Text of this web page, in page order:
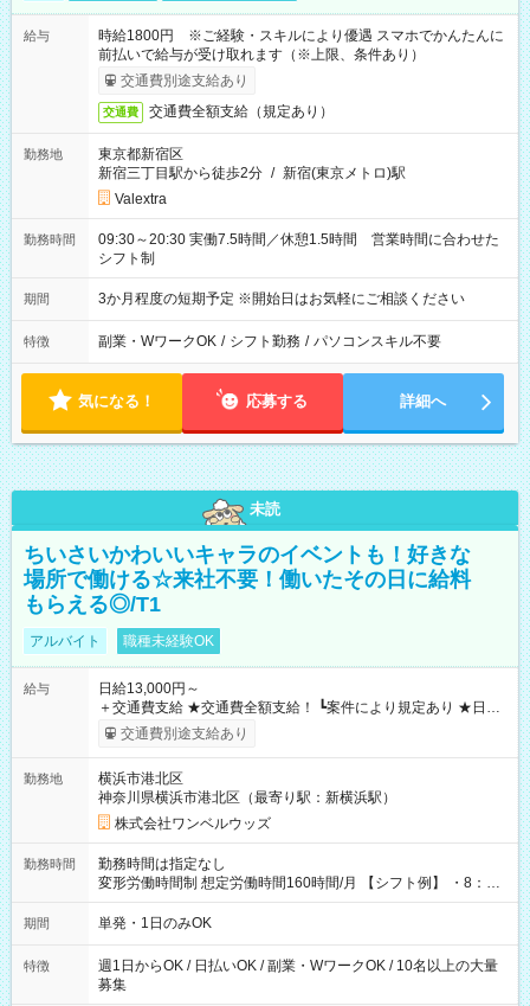
給与
時給1800円 ※ご経験・スキルにより優遇 スマホでかんたんに
前払いで給与が受け取れます（※上限、条件あり）
交通費別途支給あり
交通費 交通費全額支給（規定あり）
勤務地
東京都新宿区
新宿三丁目駅から徒歩2分 / 新宿(東京メトロ)駅
Valextra
勤務時間
09:30～20:30 実働7.5時間／休憩1.5時間 営業時間に合わせた
シフト制
期間 3か月程度の短期予定 ※開始日はお気軽にご相談ください
特徴 副業・WワークOK / シフト勤務 / パソコンスキル不要
気になる！ 応募する 詳細へ
未読
ちいさいかわいいキャラのイベントも！好きな
場所で働ける☆来社不要！働いたその日に給料
もらえる◎/T1
アルバイト 職種未経験OK
給与
日給13,000円～
＋交通費支給 ★交通費全額支給！ ┗案件により規定あり ★日払
いOK！（規定あり） ┗働いたその日に現金GET♪ お仕事後はコ
ンビニATMから 日払い分を引き落とせます！ 【試用期間】試
交通費別途支給あり
勤務地
横浜市港北区
神奈川県横浜市港北区（最寄り駅：新横浜駅）
株式会社ワンベルウッズ
勤務時間
勤務時間は指定なし
変形労働時間制 想定労働時間160時間/月 【シフト例】 ・8：00
～21：00
期間 単発・1日のみOK
特徴
週1日からOK / 日払いOK / 副業・WワークOK / 10名以上の大量
募集